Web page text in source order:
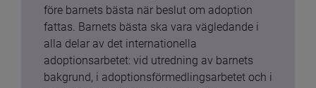
före barnets bästa när beslut om adoption
fattas. Barnets bästa ska vara vägledande i
alla delar av det internationella
adoptionsarbetet: vid utredning av barnets
bakgrund, i adoptionsförmedlingsarbetet och i